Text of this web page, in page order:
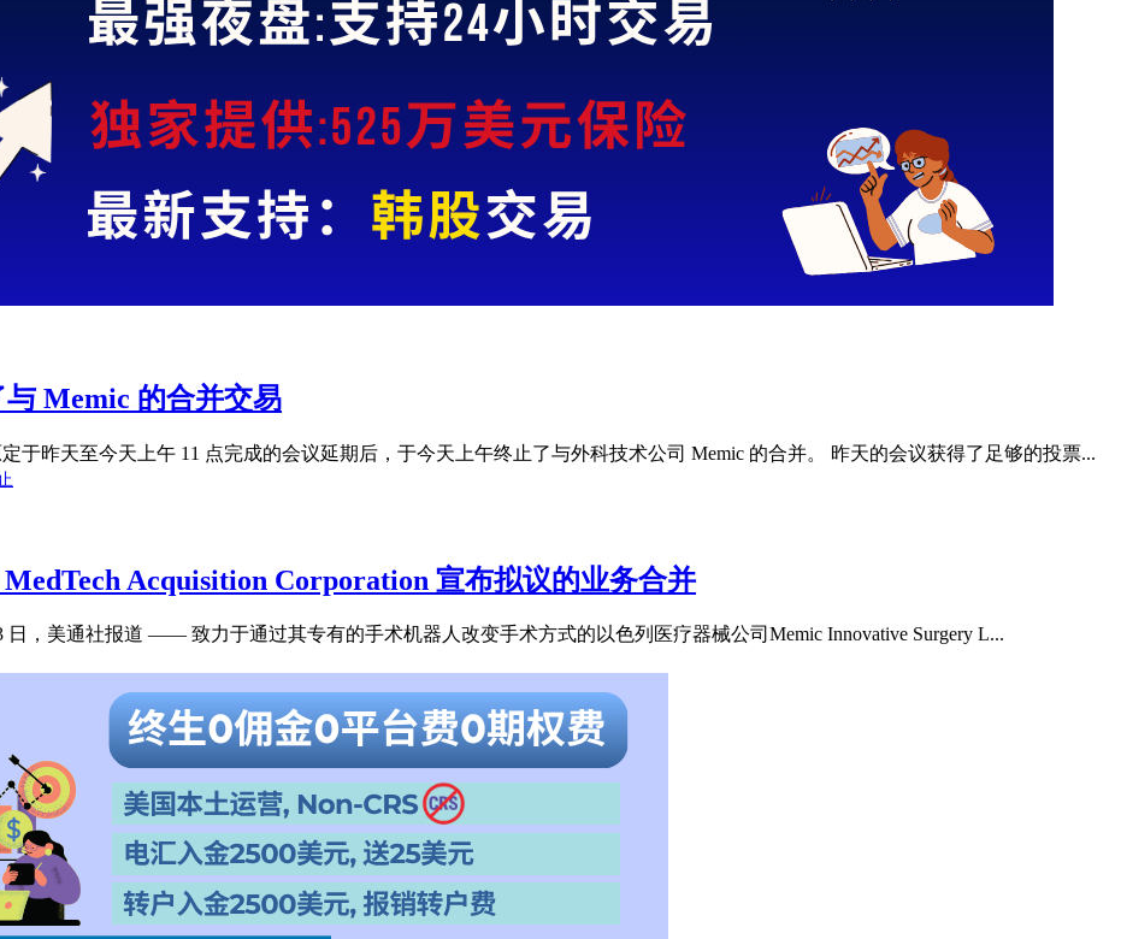
Memic 的合并交易
于昨天至今天上午 11 点完成的会议延期后，于今天上午终止了与外科技术公司 Memic 的合并。 昨天的会议获得了足够的投票...
Acquisition Corporation 宣布拟议的业务合并
，美通社报道 —— 致力于通过其专有的手术机器人改变手术方式的以色列医疗器械公司Memic Innovative Surgery L...